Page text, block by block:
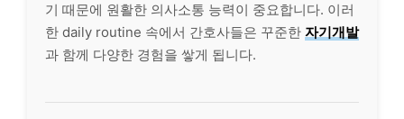
기 때문에 원활한 의사소통 능력이 중요합니다. 이러
한 daily routine 속에서 간호사들은 꾸준한 자기개발
과 함께 다양한 경험을 쌓게 됩니다.